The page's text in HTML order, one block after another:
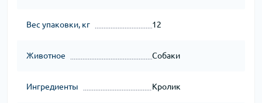
Вес упаковки, кг 12
Животное Собаки
Ингредиенты Кролик